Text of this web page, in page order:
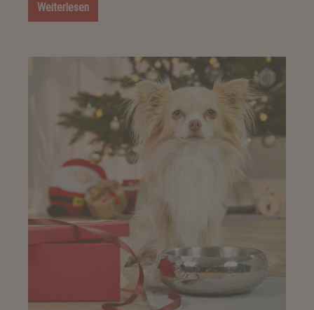
Weiterlesen